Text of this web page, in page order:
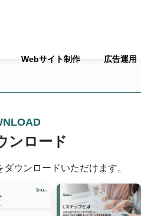
Webサイト制作 広告運用
ンロード
ウンロードいただけます。